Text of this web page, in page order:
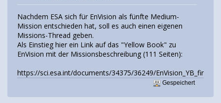
Nachdem ESA sich für EnVision als fünfte Medium-
Mission entschieden hat, soll es auch einen eigenen
Missions-Thread geben.
Als Einstieg hier ein Link auf das "Yellow Book" zu
EnVision mit der Missionsbeschreibung (111 Seiten):
https://sci.esa.int/documents/34375/36249/
Gespeichert